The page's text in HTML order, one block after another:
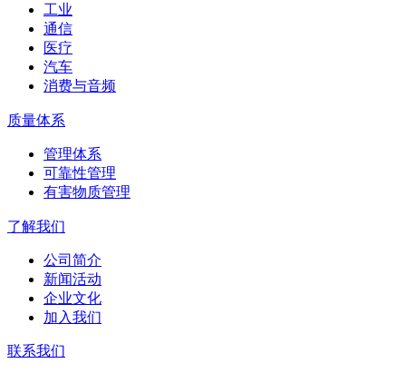
工业
通信
医疗
汽车
消费与音频
质量体系
管理体系
可靠性管理
有害物质管理
了解我们
公司简介
新闻活动
企业文化
加入我们
联系我们